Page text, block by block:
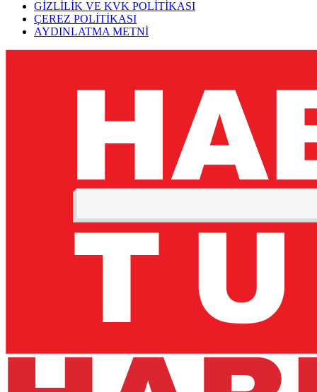
GİZLİLİK VE KVK POLİTİKASI
ÇEREZ POLİTİKASI
AYDINLATMA METNİ